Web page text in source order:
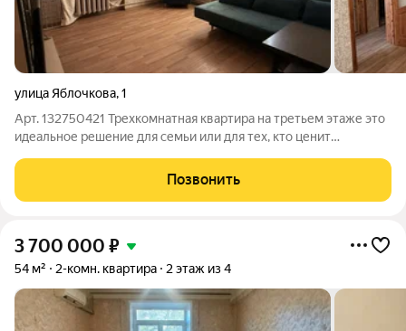
улица Яблочкова,1
Арт. 132750421 Трехкомнатная квартира на третьем этаже это
идеальное решение для семьи или для тех, кто ценит
полностью меблированная и укомплектованная техникой
Комнаты: 1. Гостиная:
Позвонить
3 700 000 ₽
54 м² 2-комн. квартира 2 этаж из 4